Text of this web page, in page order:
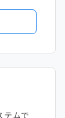
テムで